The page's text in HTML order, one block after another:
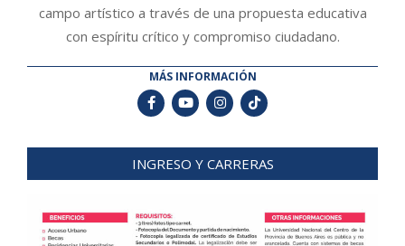
campo artístico a través de una propuesta educativa
con espíritu crítico y compromiso ciudadano.
MÁS INFORMACIÓN
INGRESO Y CARRERAS